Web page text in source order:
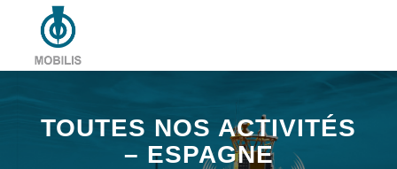
TOUTES NOS ACTIVITÉS
– ESPAGNE